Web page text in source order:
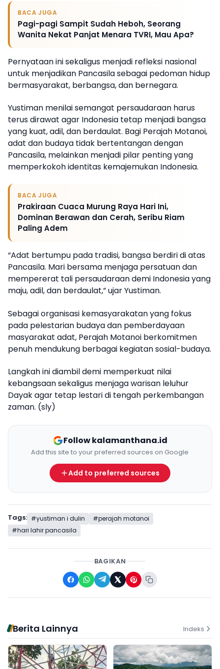
BACA JUGA
Pagi-pagi Sampit Sudah Heboh, Seorang
Wanita Nekat Panjat Menara TVRI, Mau Apa?
Pernyataan ini sekaligus menjadi refleksi nasional
untuk menjadikan Pancasila sebagai pedoman hidup
bermasyarakat, berbangsa, dan bernegara.
Yustiman menilai semangat persaudaraan harus
terus dirawat agar Indonesia tetap menjadi bangsa
yang kuat, adil, dan berdaulat. Bagi Perajah Motanoi,
adat dan budaya tidak bertentangan dengan
Pancasila, melainkan menjadi pilar penting yang
memperkokoh identitas kemajemukan Indonesia.
BACA JUGA
Prakiraan Cuaca Murung Raya Hari Ini,
Dominan Berawan dan Cerah, Seribu Riam
Paling Adem
“Adat bertumpu pada tradisi, bangsa berdiri di atas
Pancasila. Mari bersama menjaga persatuan dan
mempererat tali persaudaraan demi Indonesia yang
maju, adil, dan berdaulat,” ujar Yustiman.
Sebagai organisasi kemasyarakatan yang fokus
pada pelestarian budaya dan pemberdayaan
masyarakat adat, Perajah Motanoi berkomitmen
penuh mendukung berbagai kegiatan sosial-budaya.
Langkah ini diambil demi memperkuat nilai
kebangsaan sekaligus menjaga warisan leluhur
Dayak agar tetap lestari di tengah perkembangan
zaman. (sly)
Follow kalamanthana.id
Add this site to your preferred sources on Google
Add to preferred sources
Tags: #yustiman i dulin
#perajah motanoi
#hari lahir pancasila
BAGIKAN
Berita Lainnya Indeks